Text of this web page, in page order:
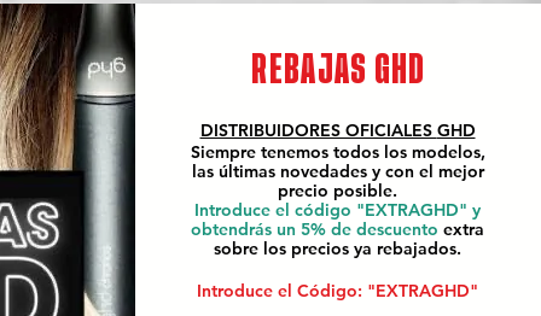
REBAJAS GHD
DISTRIBUIDORES OFICIALES GHD
Siempre tenemos todos los modelos,
las últimas novedades y con el mejor
precio posible.
Introduce el código "EXTRAGHD" y
obtendrás un 5% de descuento extra
sobre los precios ya rebajados.
Introduce el Código: "EXTRAGHD"